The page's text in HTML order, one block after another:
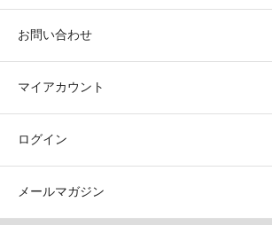
お問い合わせ
マイアカウント
ログイン
メールマガジン